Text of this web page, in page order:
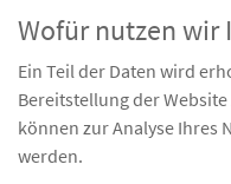
Wofür nutzen wir
Ein Teil der Daten wird
Bereitstellung der
können zur Analyse Ihres
werden.